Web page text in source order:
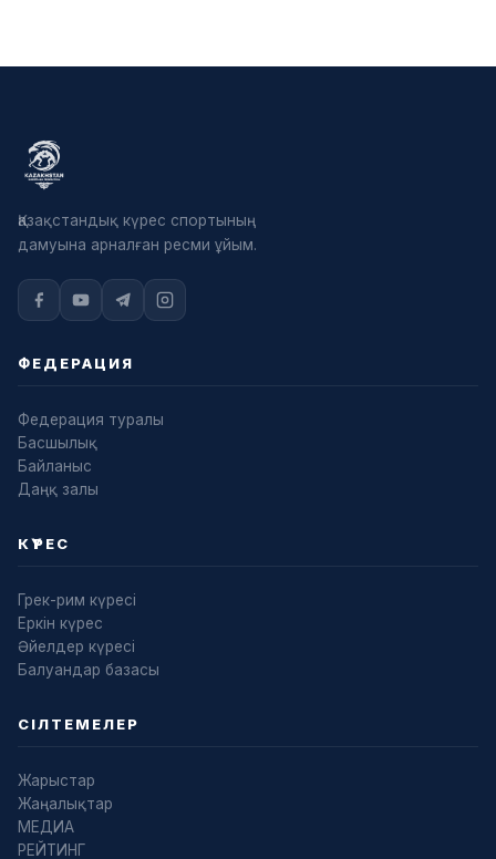
Қазақстандық күрес спортының
дамуына арналған ресми ұйым.
ФЕДЕРАЦИЯ
Федерация туралы
Басшылық
Байланыс
Даңқ залы
КҮРЕС
Грек-рим күресі
Еркін күрес
Әйелдер күресі
Балуандар базасы
СІЛТЕМЕЛЕР
Жарыстар
Жаңалықтар
МЕДИА
РЕЙТИНГ